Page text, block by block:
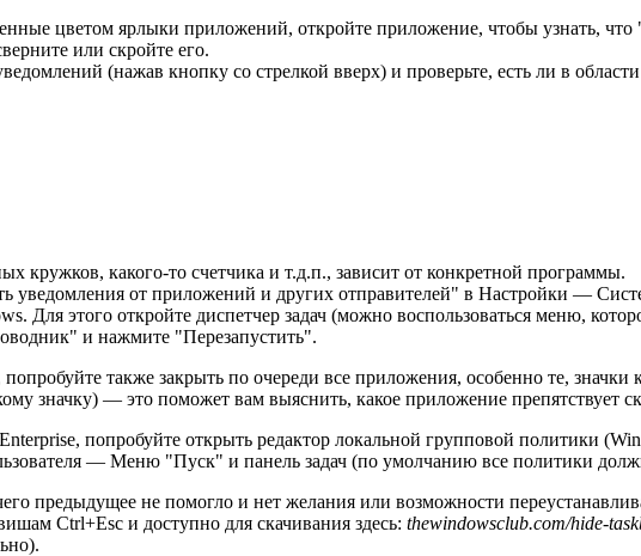
цветом ярлыки приложений, откройте приложение, чтобы узнать,
или скройте его.
(нажав кнопку со стрелкой вверх) и проверьте, есть ли в
кружков, какого-то счетчика и т.д.п., зависит от конкретной программы.
уведомления от приложений и других отправителей" в Настройки —
Для этого откройте диспетчер задач (можно воспользоваться меню,
и нажмите "Перезапустить".
также закрыть по очереди все приложения, особенно те,
значку) — это поможет вам выяснить, какое приложение препятствует
попробуйте открыть редактор локальной групповой политики
— Меню "Пуск" и панель задач (по умолчанию все политики
предыдущее не помогло и нет желания или возможности
Ctrl+Esc и доступно для скачивания здесь: thewindowsclub.com/hide-